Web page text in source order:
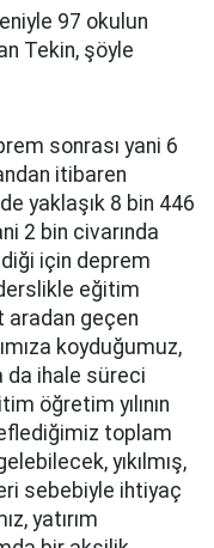
97 okulun
Tekin, şöyle
sonrası yani 6
itibaren
yaklaşık 8 bin 446
2 bin civarında
için deprem
eğitim
aradan geçen
koyduğumuz,
da ihale süreci
öğretim yılının
toplam
yıkılmış,
sebebiyle ihtiyaç
yatırım